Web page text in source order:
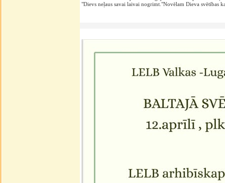
"Dievs neļaus savai laivai nogrimt."Novēlam Dieva svētības